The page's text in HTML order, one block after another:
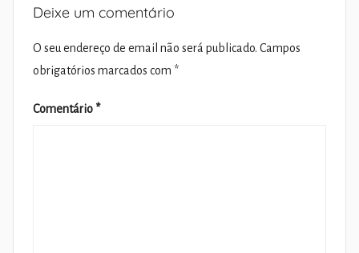
Deixe um comentário
O seu endereço de email não será publicado. Campos
obrigatórios marcados com *
Comentário *